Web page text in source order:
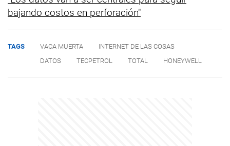
bajando costos en perforación"
TAGS VACA MUERTA
INTERNET DE LAS COSAS
DATOS
TECPETROL TOTAL HONEYWELL